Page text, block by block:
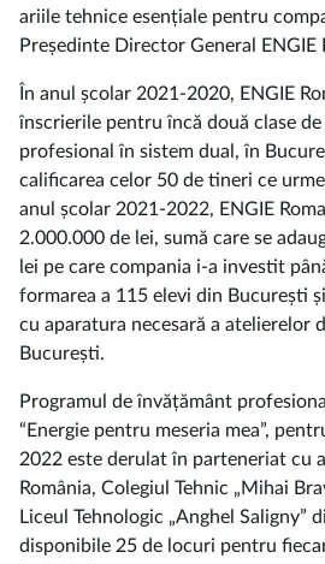
ariile tehnice esențiale pentru
Președinte Director General ENGIE
În anul școlar 2021-2020, ENGIE
înscrierile pentru încă două clase
profesional în sistem dual, în
calificarea celor 50 de tineri ce
anul școlar 2021-2022, ENGIE
2.000.000 de lei, sumă care se
lei pe care compania i-a investit
formarea a 115 elevi din București
cu aparatura necesară a atelierelor
București.
Programul de învățământ
“Energie pentru meseria mea”,
2022 este derulat în parteneriat cu
România, Colegiul Tehnic „Mihai
Liceul Tehnologic „Anghel Saligny”
disponibile 25 de locuri pentru